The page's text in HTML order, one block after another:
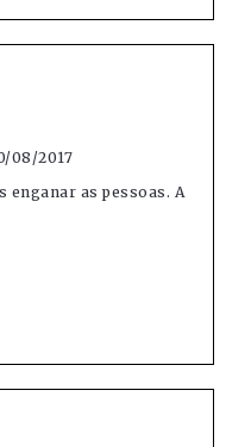
08/2017
enganar as pessoas. A